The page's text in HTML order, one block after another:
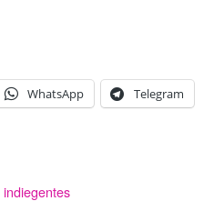
WhatsApp Telegram
indiegentes